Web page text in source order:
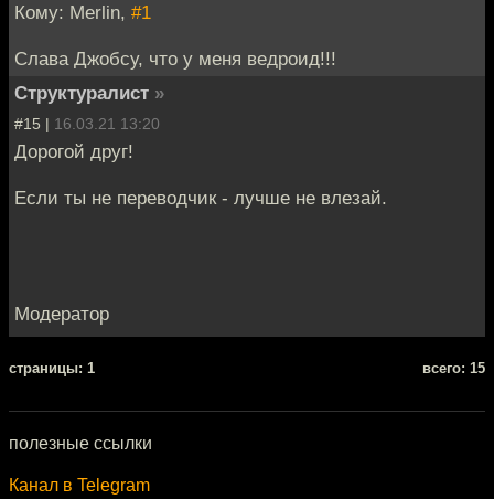
Кому: Merlin, #1
Слава Джобсу, что у меня ведроид!!!
Структуралист »
#15 | 16.03.21 13:20
Дорогой друг!
Если ты не переводчик - лучше не влезай.
Модератор
cтраницы: 1 всего: 15
полезные ссылки
Канал в Telegram